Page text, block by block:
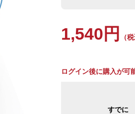
1,540円 （
ログイン後に購入が可
すでに